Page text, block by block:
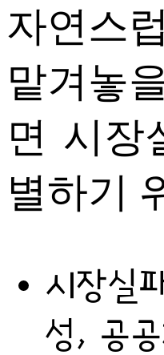
자연스
맡겨놓
면 시장
별하기
시장실
성, 공